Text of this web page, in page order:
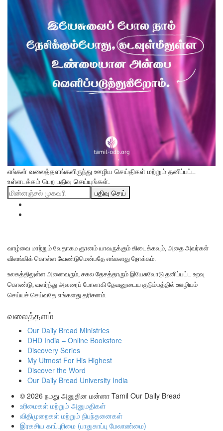
எங்கள் வலைத்தளங்களிருந்து ஊழிய செய்திகள் மற்றும் தனிப்பட்ட
உள்ளடக்கம் பெற பதிவு செய்யுங்கள்.
பதிவு செய்
வாழ்வை மாற்றும் வேதாகம ஞானம் யாவருக்கும் கிடைக்கவும், அதை அவர்கள்
விளங்கிக் கொள்ள வேண்டுமென்பதே எங்களது நோக்கம்.
உலகத்திலுள்ள அனைவரும், சகல தேசத்தாரும் இயேசுவோடு தனிப்பட்ட உறவு
கொண்டு, வளர்ந்து அவரைப் போலாகி தேவனுடைய குடும்பத்தில் ஊழியம்
செய்யச் செய்வதே எங்களது தரிசனம்.
வலைத்தளம்
Our Daily Bread Ministries
DHD India – Online Bookstore
Discovery Series
My Utmost For His Highest
Discover the Word
Our Daily Bread University India
© 2026 நமது அனுதின மன்னா Tamil Our Daily Bread
உரிமைகள் மற்றும் அனுமதிகள்
விதிமுறைகள் மற்றும் நிபந்தனைகள்
இரகசிய காப்புரிமை (பாதுகாப்பு மேலாண்மை)